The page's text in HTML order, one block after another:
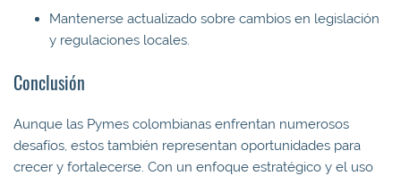
Mantenerse actualizado sobre cambios en legislación
y regulaciones locales.
Conclusión
Aunque las Pymes colombianas enfrentan numerosos
desafíos, estos también representan oportunidades para
crecer y fortalecerse. Con un enfoque estratégico y el uso